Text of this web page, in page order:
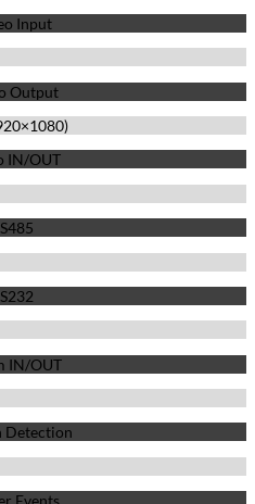
Input
Output
IN/OUT
IN/OUT
Detection